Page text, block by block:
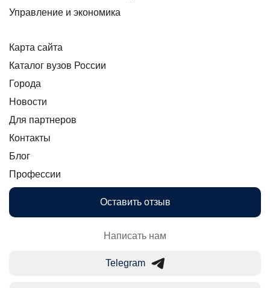
Управление и экономика
Карта сайта
Каталог вузов России
Города
Новости
Для партнеров
Контакты
Блог
Профессии
Оставить отзыв
Написать нам
Telegram